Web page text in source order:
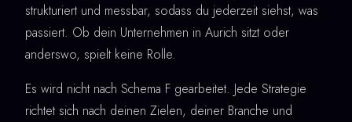
strukturiert und messbar, sodass du jederzeit siehst, was
passiert. Ob dein Unternehmen in Aurich sitzt oder
anderswo, spielt keine Rolle.
Es wird nicht nach Schema F gearbeitet. Jede Strategie
richtet sich nach deinen Zielen, deiner Branche und